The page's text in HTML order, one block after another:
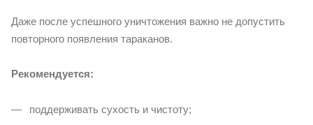
Даже после успешного уничтожения важно не допустить
повторного появления тараканов.
Рекомендуется:
поддерживать сухость и чистоту;